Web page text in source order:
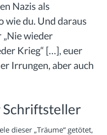
Nazis als
wie du. Und daraus
wieder
Krieg“ […], euer
Irrungen, aber auch
Schriftsteller
dieser „Träume“ getötet,